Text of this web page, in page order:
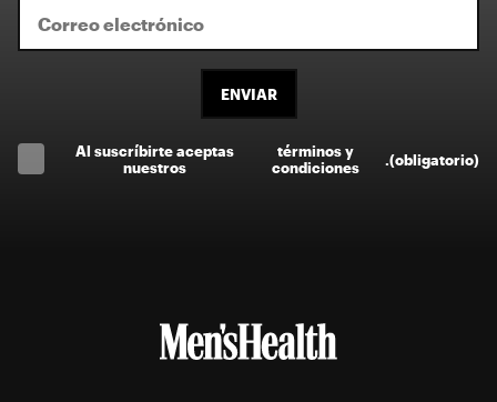
ENVIAR
Al suscríbirte aceptas
nuestros
términos y
condiciones
(obligatorio)